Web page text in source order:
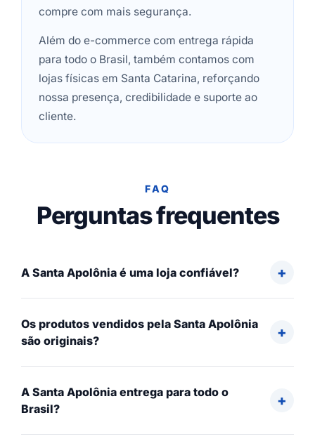
compre com mais segurança.
Além do e-commerce com entrega rápida
para todo o Brasil, também contamos com
lojas físicas em Santa Catarina, reforçando
nossa presença, credibilidade e suporte ao
cliente.
FAQ
Perguntas frequentes
A Santa Apolônia é uma loja confiável?
Os produtos vendidos pela Santa Apolônia
são originais?
A Santa Apolônia entrega para todo o
Brasil?